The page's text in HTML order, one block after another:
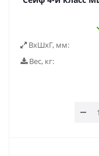
ВxШxГ, мм:
Вес, кг: